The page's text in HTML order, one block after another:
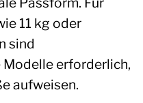
11 kg oder
sind
erforderlich,
aufweisen.